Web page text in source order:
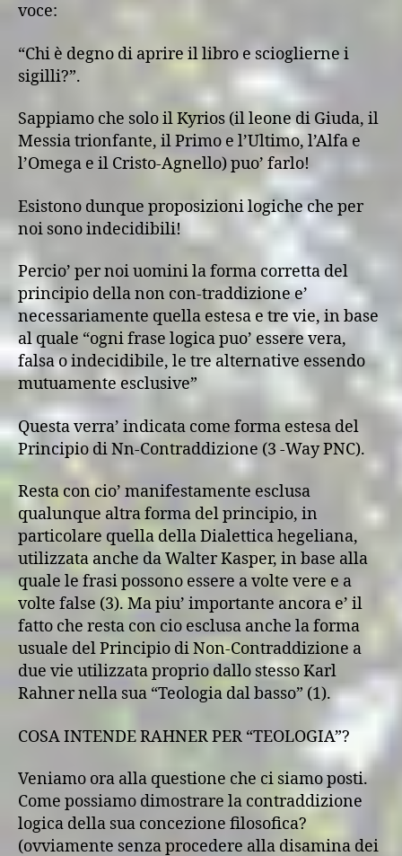
voce:
“Chi è degno di aprire il libro e scioglierne i
sigilli?”.
Sappiamo che solo il Kyrios (il leone di Giuda, il
Messia trionfante, il Primo e l’Ultimo, l’Alfa e
l’Omega e il Cristo-Agnello) puo’ farlo!
Esistono dunque proposizioni logiche che per
noi sono indecidibili!
Percio’ per noi uomini la forma corretta del
principio della non con-traddizione e’
necessariamente quella estesa e tre vie, in base
al quale “ogni frase logica puo’ essere vera,
falsa o indecidibile, le tre alternative essendo
mutuamente esclusive”
Questa verra’ indicata come forma estesa del
Principio di Nn-Contraddizione (3 -Way PNC).
Resta con cio’ manifestamente esclusa
qualunque altra forma del principio, in
particolare quella della Dialettica hegeliana,
utilizzata anche da Walter Kasper, in base alla
quale le frasi possono essere a volte vere e a
volte false (3). Ma piu’ importante ancora e’ il
fatto che resta con cio esclusa anche la forma
usuale del Principio di Non-Contraddizione a
due vie utilizzata proprio dallo stesso Karl
Rahner nella sua “Teologia dal basso” (1).
COSA INTENDE RAHNER PER “TEOLOGIA”?
Veniamo ora alla questione che ci siamo posti.
Come possiamo dimostrare la contraddizione
logica della sua concezione filosofica?
(ovviamente senza procedere alla disamina dei